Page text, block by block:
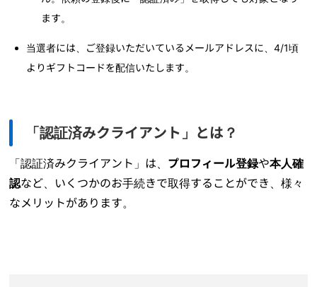
ます。
当選者には、ご登録いただいているメールアドレスに、4/1頃
よりギフトコードを配信いたします。
「認証済みクライアント」とは？
「認証済みクライアント」は、 プロフィール登録や本人確
認など、いくつかのお手続きで取得することができ、様々
なメリットがあります。